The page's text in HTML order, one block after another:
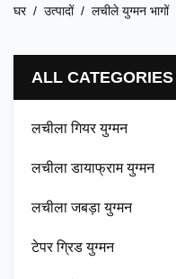
घर/ उत्पादों/ लचीले युग्मन भागों
ALL CATEGORIES
लचीला गियर युग्मन
लचीला डायाफ्राम युग्मन
लचीला जबड़ा युग्मन
टेपर ग्रिड युग्मन